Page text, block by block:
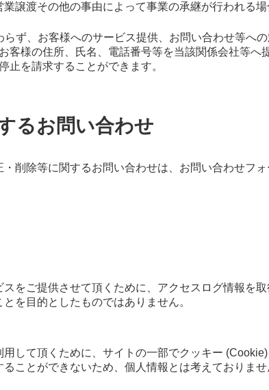
譲渡その他の事由によって事業の承継が行われる場
らず、お客様へのサービス提供、お問い合わせ等へ
客様の住所、氏名、電話番号等を当該関係会社等
止を請求することができます。
るお問い合わせ
削除等に関するお問い合わせは、お問い合わせフォ
をご提供させて頂くために、アクセスログ情報を
を目的としたものではありません。
して頂くために、サイトの一部でクッキー
ことができないため、個人情報とは考えておりま